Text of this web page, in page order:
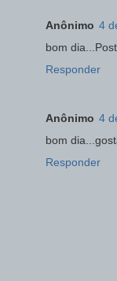
Anônimo 4
bom
Responder
Anônimo 4
bom
Responder